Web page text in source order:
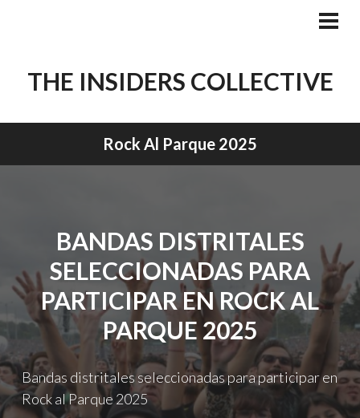
THE INSIDERS COLLECTIVE
Rock Al Parque 2025
BANDAS DISTRITALES
SELECCIONADAS PARA
PARTICIPAR EN ROCK AL
PARQUE 2025
Bandas distritales seleccionadas para participar en
Rock al Parque 2025